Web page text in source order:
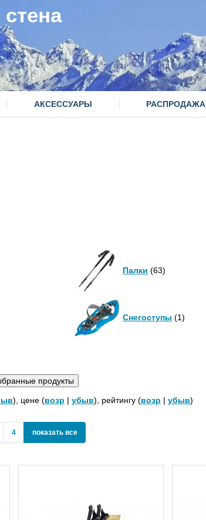
АКСЕССУАРЫ РАСПРОДАЖА
Палки (63)
Снегоступы (1)
), цене (возр | убыв), рейтингу (возр | убыв)
4 показать всеshow